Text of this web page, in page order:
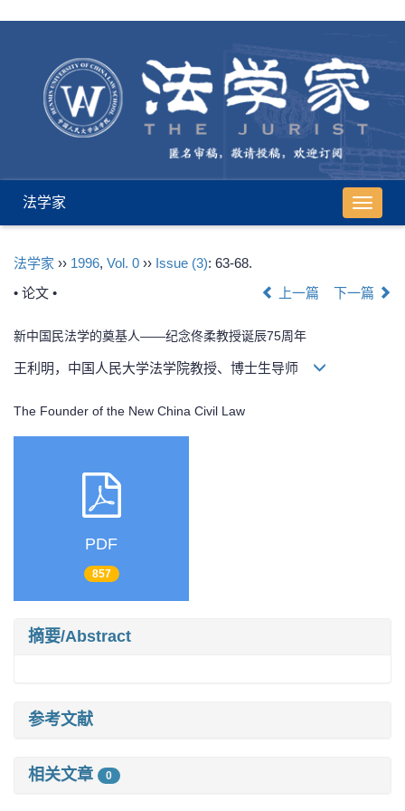
导
航
法学家
法学家 ›› 1996, Vol. 0 ›› Issue (3): 63-68.
• 论文 •
上一篇 下一篇
新中国民法学的奠基人——纪念佟柔教授诞辰75周年
王利明，中国人民大学法学院教授、博士生导师
The Founder of the New China Civil Law
PDF
857
摘要/Abstract
参考文献
相关文章 0